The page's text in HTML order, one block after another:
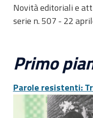
Novità editoriali e
serie n. 507 - 22
Primo
Parole resistenti: